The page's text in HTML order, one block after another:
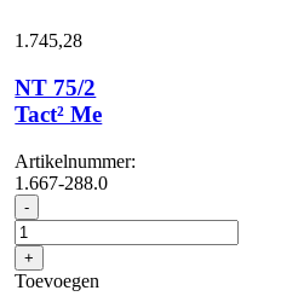
1.745,28
NT 75/2
Tact² Me
Artikelnummer:
1.667-288.0
- NT
75/2
Tact²
Me
aantal
+
Toevoegen